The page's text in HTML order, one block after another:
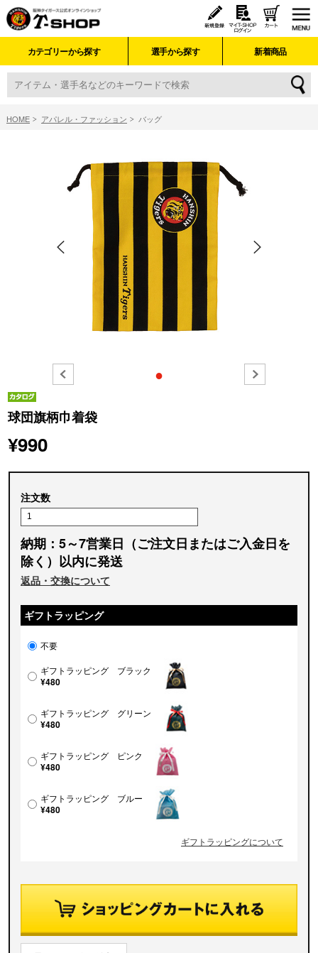
カテゴリーから探す 選手から探す 新着商品
HOME アパレル・ファッション バッグ
●
球団旗柄巾着袋
¥990
注文数
納期：5～7営業日（ご注文日またはご入金日を
除く）以内に発送
返品・交換について
ギフトラッピング
不要
ギフトラッピング ブラック
¥480
ギフトラッピング グリーン
¥480
ギフトラッピング ピンク
¥480
ギフトラッピング ブルー
¥480
ギフトラッピングについて